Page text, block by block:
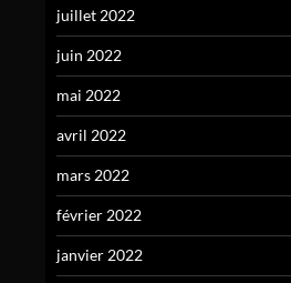
juillet 2022
juin 2022
mai 2022
avril 2022
mars 2022
février 2022
janvier 2022